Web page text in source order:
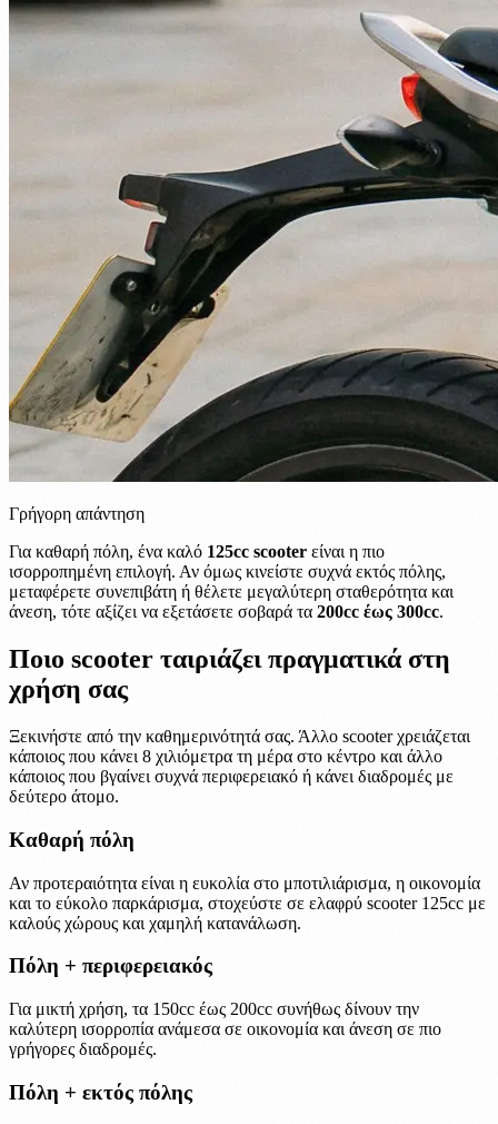
Γρήγορη απάντηση
Για καθαρή πόλη, ένα καλό 125cc scooter είναι η πιο
ισορροπημένη επιλογή. Αν όμως κινείστε συχνά εκτός πόλης,
μεταφέρετε συνεπιβάτη ή θέλετε μεγαλύτερη σταθερότητα και
άνεση, τότε αξίζει να εξετάσετε σοβαρά τα 200cc έως 300cc.
Ποιο scooter ταιριάζει πραγματικά στη
χρήση σας
Ξεκινήστε από την καθημερινότητά σας. Άλλο scooter χρειάζεται
κάποιος που κάνει 8 χιλιόμετρα τη μέρα στο κέντρο και άλλο
κάποιος που βγαίνει συχνά περιφερειακό ή κάνει διαδρομές με
δεύτερο άτομο.
Καθαρή πόλη
Αν προτεραιότητα είναι η ευκολία στο μποτιλιάρισμα, η οικονομία
και το εύκολο παρκάρισμα, στοχεύστε σε ελαφρύ scooter 125cc με
καλούς χώρους και χαμηλή κατανάλωση.
Πόλη + περιφερειακός
Για μικτή χρήση, τα 150cc έως 200cc συνήθως δίνουν την
καλύτερη ισορροπία ανάμεσα σε οικονομία και άνεση σε πιο
γρήγορες διαδρομές.
Πόλη + εκτός πόλης